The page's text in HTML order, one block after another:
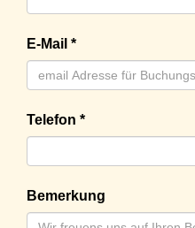
E-Mail *
Telefon *
Bemerkung